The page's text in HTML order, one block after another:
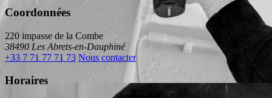
Coordonnées
220 impasse de la Combe
38490 Les Abrets-en-Dauphiné
+33 7 71 77 71 73 Nous contacter
Horaires